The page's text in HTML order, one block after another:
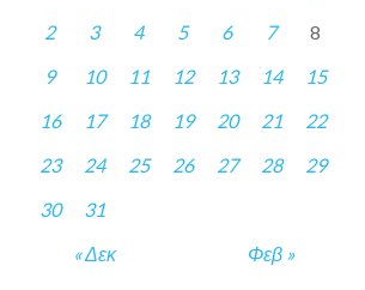
« Δεκ Φεβ »
2
3 4 5 6 7
8
9
10 11 12 13 14
15
16
17 18 19 20 21
22
23
24 25 26 27 28
29
30
31